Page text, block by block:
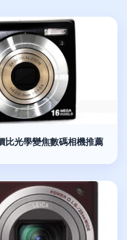
光學變焦數碼相機推薦